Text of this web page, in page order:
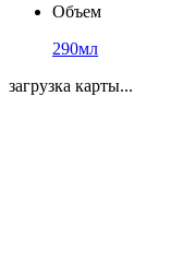
Объем
290мл
загрузка карты...